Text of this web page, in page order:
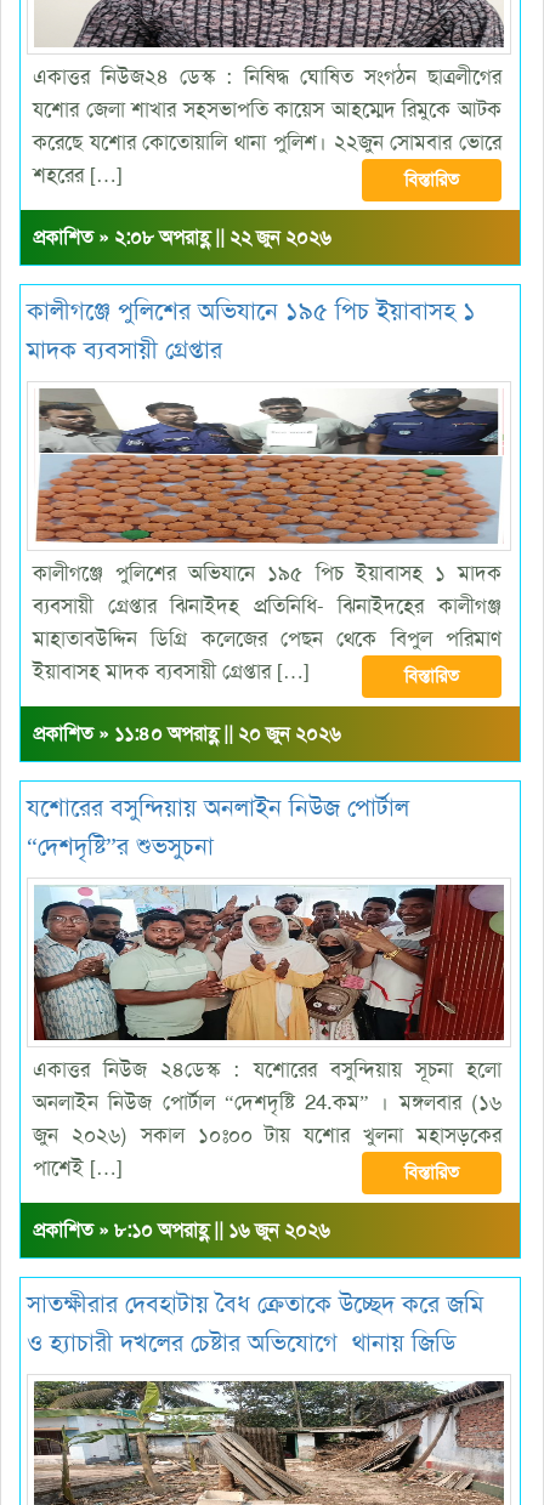
একাত্তর নিউজ২৪ ডেস্ক : নিষিদ্ধ ঘোষিত সংগঠন ছাত্রলীগের
যশোর জেলা শাখার সহসভাপতি কায়েস আহম্মেদ রিমুকে আটক
করেছে যশোর কোতোয়ালি থানা পুলিশ। ২২জুন সোমবার ভোরে
শহরের […]
বিস্তারিত
প্রকাশিত » ২:০৮ অপরাহ্ণ || ২২ জুন ২০২৬
কালীগঞ্জে পুলিশের অভিযানে ১৯৫ পিচ ইয়াবাসহ ১
মাদক ব্যবসায়ী গ্রেপ্তার
কালীগঞ্জে পুলিশের অভিযানে ১৯৫ পিচ ইয়াবাসহ ১ মাদক
ব্যবসায়ী গ্রেপ্তার ঝিনাইদহ প্রতিনিধি- ঝিনাইদহের কালীগঞ্জ
মাহাতাবউদ্দিন ডিগ্রি কলেজের পেছন থেকে বিপুল পরিমাণ
ইয়াবাসহ মাদক ব্যবসায়ী গ্রেপ্তার […]
বিস্তারিত
প্রকাশিত » ১১:৪০ অপরাহ্ণ || ২০ জুন ২০২৬
যশোরের বসুন্দিয়ায় অনলাইন নিউজ পোর্টাল
“দেশদৃষ্টি”র শুভসুচনা
একাত্তর নিউজ ২৪ডেস্ক : যশোরের বসুন্দিয়ায় সূচনা হলো
অনলাইন নিউজ পোর্টাল “দেশদৃষ্টি 24.কম” । মঙ্গলবার (১৬
জুন ২০২৬) সকাল ১০ঃ০০ টায় যশোর খুলনা মহাসড়কের
পাশেই […]
বিস্তারিত
প্রকাশিত » ৮:১০ অপরাহ্ণ || ১৬ জুন ২০২৬
সাতক্ষীরার দেবহাটায় বৈধ ক্রেতাকে উচ্ছেদ করে জমি
ও হ্যাচারী দখলের চেষ্টার অভিযোগে থানায় জিডি